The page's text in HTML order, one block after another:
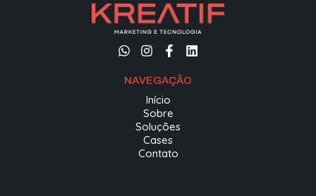
NAVEGAÇÃO
Início
Sobre
Soluções
Cases
Contato